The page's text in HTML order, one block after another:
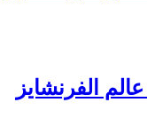
عالم الفرنشايز